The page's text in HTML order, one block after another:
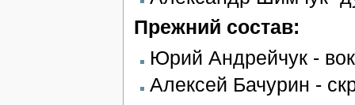
Прежний состав:
Юрий Андрейчук -
Алексей Бачурин -